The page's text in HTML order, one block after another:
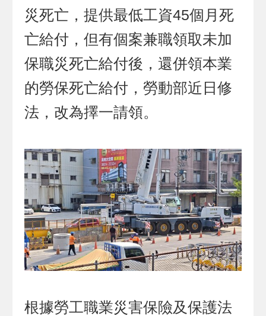
災死亡，提供最低工資45個月死
亡給付，但有個案兼職領取未加
保職災死亡給付後，還併領本業
的勞保死亡給付，勞動部近日修
法，改為擇一請領。
根據勞工職業災害保險及保護法